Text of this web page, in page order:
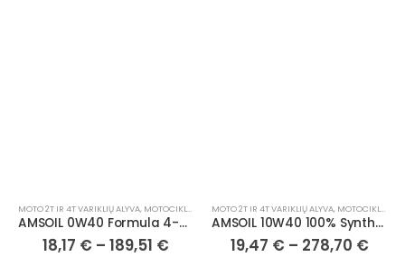
MOTO 2T IR 4T VARIKLIŲ ALYVA, MOTOCIKLAI, ATV/UTV
AMSOIL 0W40 Formula 4-Stroke® Powersports Synthetic Motor Oil
18,17 € – 189,51 €
MOTO 2T IR 4T VARIKLIŲ ALYVA, MOTOCIKLAI, ATV/UTV
AMSOIL 10W40 100% Synthetic Metric Motorcycle Oil
19,47 € – 278,70 €